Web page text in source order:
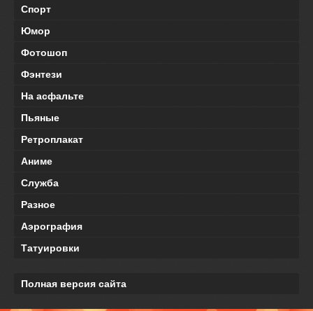
Спорт
Юмор
Фотошоп
Фэнтези
На асфальте
Пьяные
Ретроплакат
Аниме
Служба
Разное
Аэрография
Татуировки
Полная версия сайта